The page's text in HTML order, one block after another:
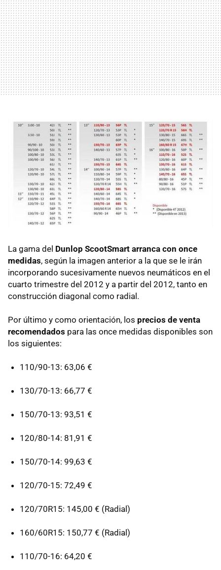
La gama del Dunlop ScootSmart arranca con once
medidas, según la imagen anterior a la que se le irán
incorporando sucesivamente nuevos neumáticos en el
cuarto trimestre del 2012 y a partir del 2012, tanto en
construcción diagonal como radial.
Por último y como orientación, los precios de venta
recomendados para las once medidas disponibles son
los siguientes:
110/90-13: 63,06 €
130/70-13: 66,77 €
150/70-13: 93,51 €
120/80-14: 81,91 €
150/70-14: 99,63 €
120/70-15: 72,49 €
120/70R15: 145,00 € (Radial)
160/60R15: 150,77 € (Radial)
110/70-16: 64,20 €